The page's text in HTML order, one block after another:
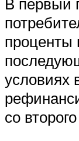
В первый
проценты
условиях
со